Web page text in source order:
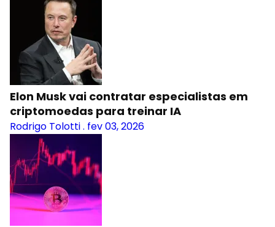
Elon Musk vai contratar especialistas em
criptomoedas para treinar IA
Rodrigo Tolotti. fev 03, 2026